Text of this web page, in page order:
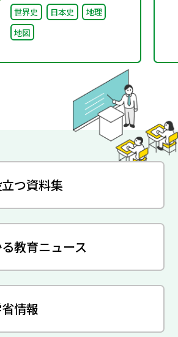
世界史
日本史
地理
地図
つ資料集
教育ニュース
情報